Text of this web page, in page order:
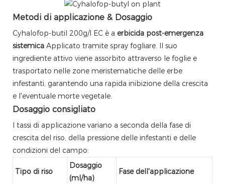
Metodi di applicazione & Dosaggio
Cyhalofop-butil 200g/l EC è a erbicida post-emergenza
sistemica Applicato tramite spray fogliare. Il suo
ingrediente attivo viene assorbito attraverso le foglie e
trasportato nelle zone meristematiche delle erbe
infestanti, garantendo una rapida inibizione della crescita
e l'eventuale morte vegetale.
Dosaggio consigliato
I tassi di applicazione variano a seconda della fase di
crescita del riso, della pressione delle infestanti e delle
condizioni del campo:
Tipo di riso
Dosaggio
(ml/ha)
Fase dell'applicazione